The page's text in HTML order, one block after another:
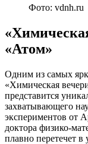
Фото: vdnh.ru
«Атом»
Одним из самых
«Химическая
представится
захватывающего
экспериментов от
доктора физико-
плавно перетечет в